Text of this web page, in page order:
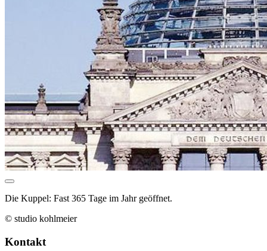
Die Kuppel: Fast 365 Tage im Jahr geöffnet.
© studio kohlmeier
Kontakt